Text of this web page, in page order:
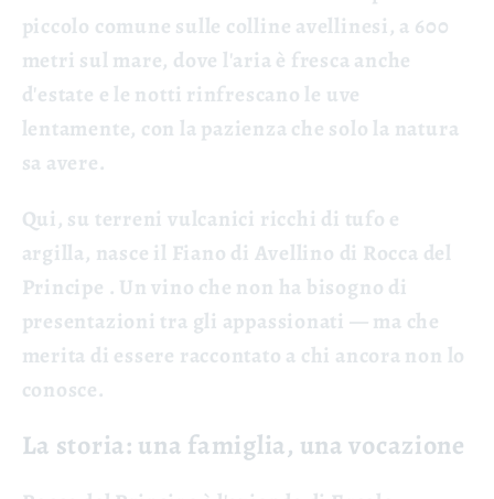
piccolo comune sulle colline avellinesi, a 600
metri sul mare, dove l'aria è fresca anche
d'estate e le notti rinfrescano le uve
lentamente, con la pazienza che solo la natura
sa avere.
Qui, su terreni vulcanici ricchi di tufo e
argilla, nasce il Fiano di Avellino di Rocca del
Principe . Un vino che non ha bisogno di
presentazioni tra gli appassionati — ma che
merita di essere raccontato a chi ancora non lo
conosce.
La storia: una famiglia, una vocazione